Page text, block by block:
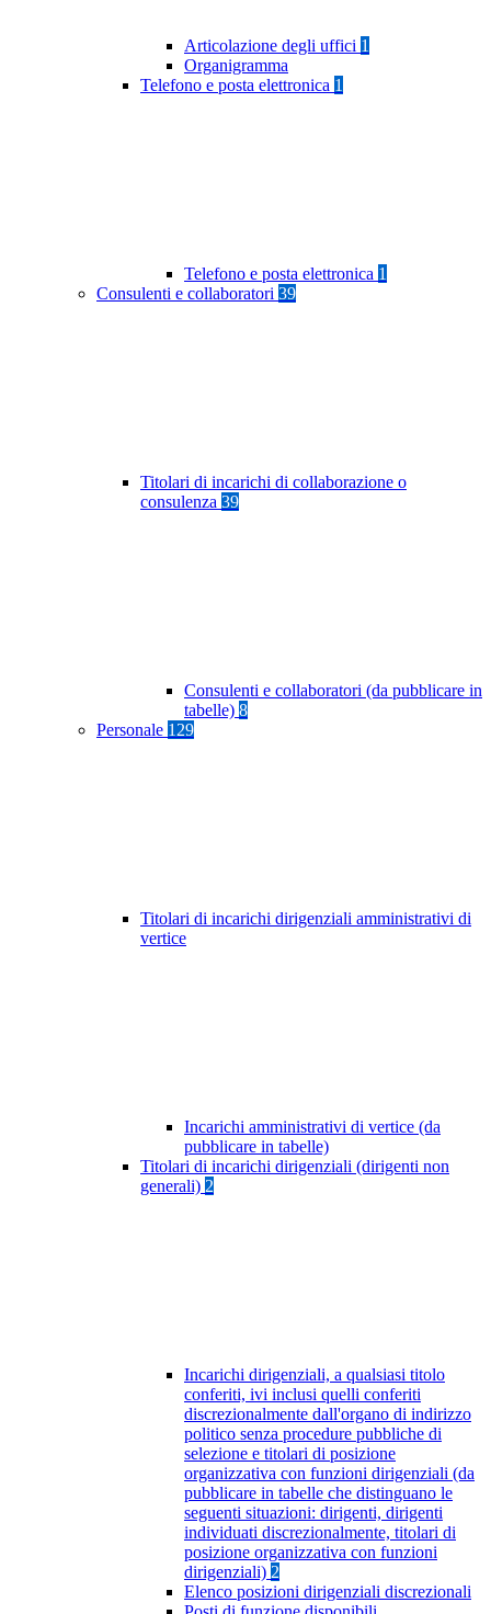
Articolazione degli uffici 1
Organigramma
Telefono e posta elettronica 1
Telefono e posta elettronica 1
Consulenti e collaboratori 39
Titolari di incarichi di collaborazione o
consulenza 39
Consulenti e collaboratori (da pubblicare in
tabelle) 8
Personale 129
Titolari di incarichi dirigenziali amministrativi di
vertice
Incarichi amministrativi di vertice (da
pubblicare in tabelle)
Titolari di incarichi dirigenziali (dirigenti non
generali) 2
Incarichi dirigenziali, a qualsiasi titolo
conferiti, ivi inclusi quelli conferiti
discrezionalmente dall'organo di indirizzo
politico senza procedure pubbliche di
selezione e titolari di posizione
organizzativa con funzioni dirigenziali (da
pubblicare in tabelle che distinguano le
seguenti situazioni: dirigenti, dirigenti
individuati discrezionalmente, titolari di
posizione organizzativa con funzioni
dirigenziali) 2
Elenco posizioni dirigenziali discrezionali